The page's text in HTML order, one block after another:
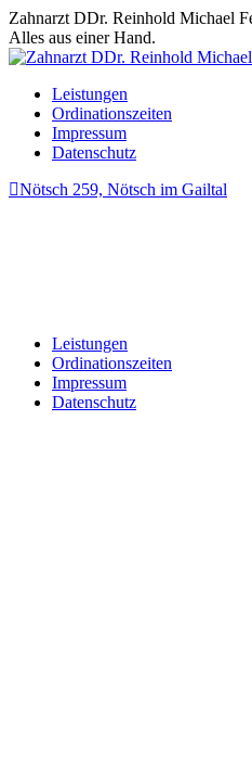
Zum
Inhalt
springen
Zahnarzt DDr. Reinhold Michael
Alles aus einer Hand.
Leistungen
Ordinationszeiten
Impressum
Datenschutz
Nötsch 259, Nötsch im Gailtal
Leistungen
Ordinationszeiten
Impressum
Datenschutz